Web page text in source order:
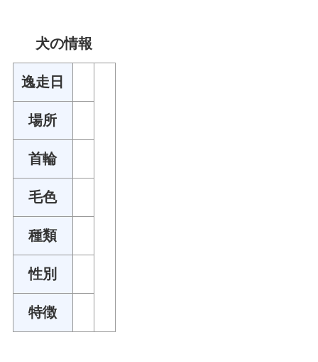
犬の情報
逸走日
場所
首輪
毛色
種類
性別
特徴